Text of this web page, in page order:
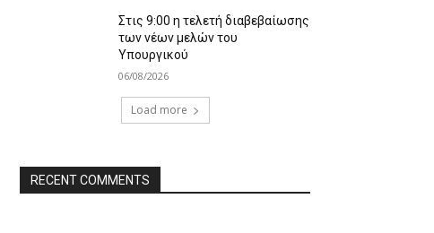
Στις 9:00 η τελετή διαβεβαίωσης
των νέων μελών του
Υπουργικού
06/08/2026
Load more
RECENT COMMENTS